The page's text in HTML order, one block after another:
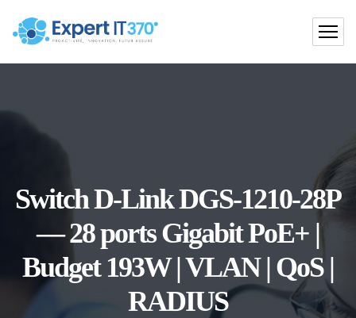
Switch D-Link DGS-1210-28P
— 28 ports Gigabit PoE+ |
Budget 193W | VLAN | QoS |
RADIUS